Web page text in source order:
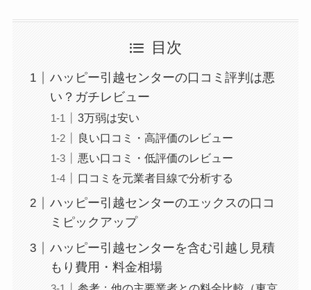
目次
ハッピー引越センターの口コミ評判は悪
い？ガチレビュー
3万弱は安い
良い口コミ・高評価のレビュー
悪い口コミ・低評価のレビュー
口コミを元業者目線で分析する
ハッピー引越センターのエックスの口コ
ミピックアップ
ハッピー引越センターを含む引越し見積
もり費用・料金相場